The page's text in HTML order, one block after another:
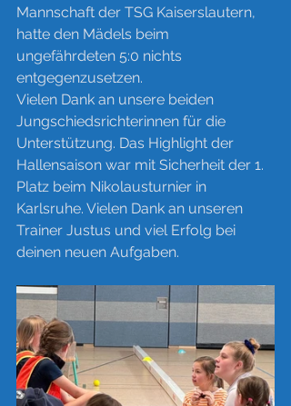
Mannschaft der TSG Kaiserslautern,
hatte den Mädels beim
ungefährdeten 5:0 nichts
entgegenzusetzen.
Vielen Dank an unsere beiden
Jungschiedsrichterinnen für die
Unterstützung. Das Highlight der
Hallensaison war mit Sicherheit der 1.
Platz beim Nikolausturnier in
Karlsruhe. Vielen Dank an unseren
Trainer Justus und viel Erfolg bei
deinen neuen Aufgaben.